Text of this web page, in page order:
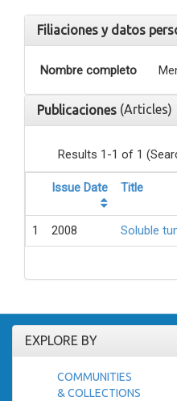
Filiaciones y datos
Nombre completo
Publicaciones (Articles)
Results 1-1 of 1
Issue Date Title
1 2008 Soluble
EXPLORE BY
COMMUNITIES
& COLLECTIONS